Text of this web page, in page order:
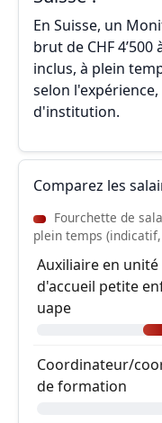
En Suisse, un
brut de CHF 4’500
inclus, à plein
selon
d'institution.
Comparez les
Fourchette de
plein temps
Auxiliaire en unité
d'accueil petite
uape
Coordinateur/
de formation